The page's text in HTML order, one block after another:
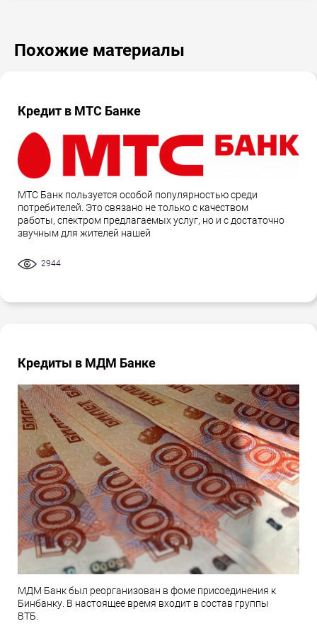
Похожие материалы
Кредит в МТС Банке
МТС Банк пользуется особой популярностью среди
потребителей. Это связано не только с качеством
работы, спектром предлагаемых услуг, но и с достаточно
звучным для жителей нашей
2944
Кредиты в МДМ Банке
МДМ Банк был реорганизован в фоме присоединения к
Бинбанку. В настоящее время входит в состав группы
ВТБ.